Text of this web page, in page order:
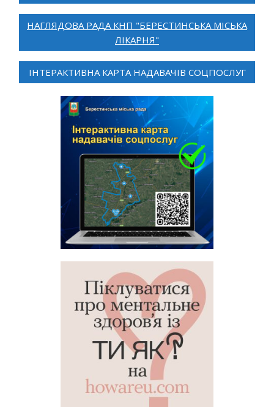
НАГЛЯДОВА РАДА КНП "БЕРЕСТИНСЬКА МІСЬКА
ЛІКАРНЯ"
ІНТЕРАКТИВНА КАРТА НАДАВАЧІВ СОЦПОСЛУГ